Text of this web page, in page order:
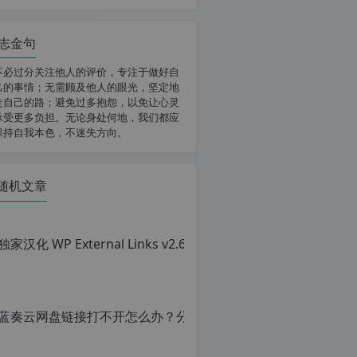
金句
必过分关注他人的评价，专注于做好自
的事情；无需顾及他人的眼光，坚定地
自己的路；避免过多抱怨，以免让心灵
受更多负担。无论身处何地，我们都应
持自我本色，不迷失方向。
机文章